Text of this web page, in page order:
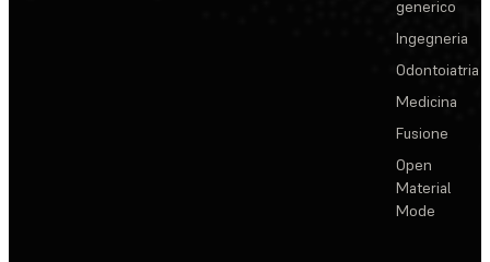
generico
Ingegneria
Odontoiatria
Medicina
Fusione
Open
Material
Mode